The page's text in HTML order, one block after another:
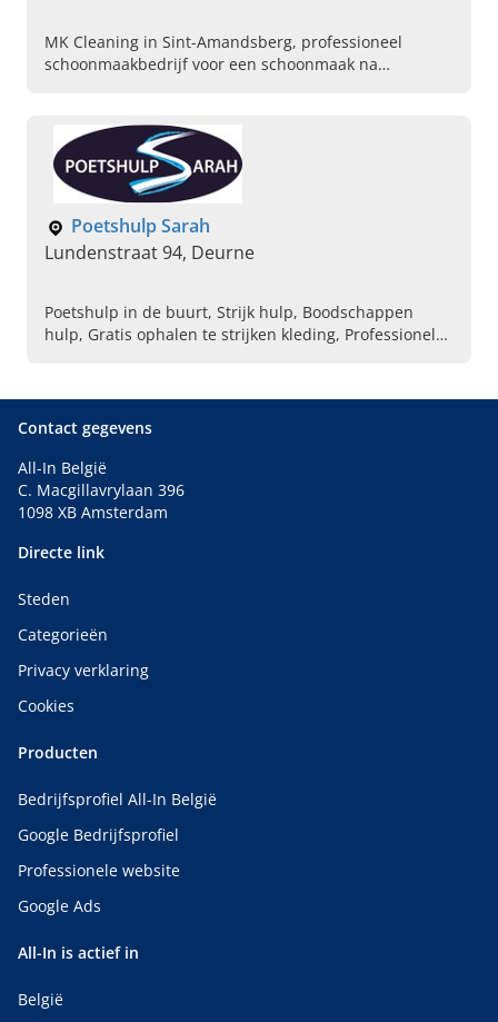
MK Cleaning in Sint-Amandsberg, professioneel
schoonmaakbedrijf voor een schoonmaak na
Poetshulp Sarah
Lundenstraat 94, Deurne
Poetshulp in de buurt, Strijk hulp, Boodschappen
hulp, Gratis ophalen te strijken kleding, Professionele
prive woningen, Wassen van ramen, Algemene
schoonmaakdienst
Contact gegevens
All-In België
C. Macgillavrylaan 396
1098 XB Amsterdam
Directe link
Steden
Categorieën
Privacy verklaring
Cookies
Producten
Bedrijfsprofiel All-In België
Google Bedrijfsprofiel
Professionele website
Google Ads
All-In is actief in
België